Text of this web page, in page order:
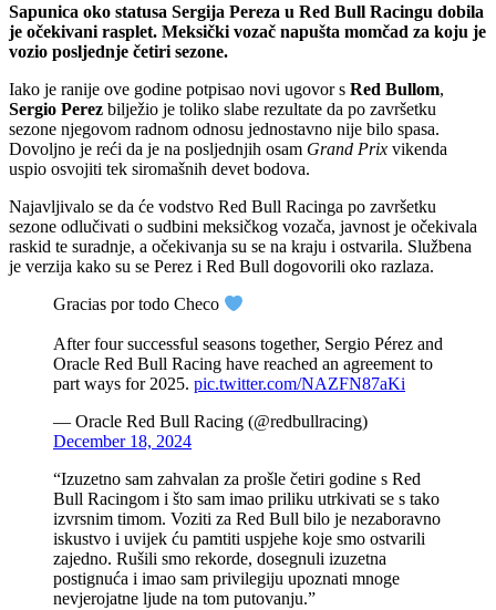
Sapunica oko statusa Sergija Pereza u Red Bull Racingu dobila
je očekivani rasplet. Meksički vozač napušta momčad za koju je
vozio posljednje četiri sezone.
Iako je ranije ove godine potpisao novi ugovor s Red Bullom,
Sergio Perez bilježio je toliko slabe rezultate da po završetku
sezone njegovom radnom odnosu jednostavno nije bilo spasa.
Dovoljno je reći da je na posljednjih osam Grand Prix vikenda
uspio osvojiti tek siromašnih devet bodova.
Najavljivalo se da će vodstvo Red Bull Racinga po završetku
sezone odlučivati o sudbini meksičkog vozača, javnost je očekivala
raskid te suradnje, a očekivanja su se na kraju i ostvarila. Službena
je verzija kako su se Perez i Red Bull dogovorili oko razlaza.
Gracias por todo Checo
After four successful seasons together, Sergio Pérez and
Oracle Red Bull Racing have reached an agreement to
part ways for 2025. pic.twitter.com/NAZFN87aKi
— Oracle Red Bull Racing (@redbullracing)
December 18, 2024
“Izuzetno sam zahvalan za prošle četiri godine s Red
Bull Racingom i što sam imao priliku utrkivati se s tako
izvrsnim timom. Voziti za Red Bull bilo je nezaboravno
iskustvo i uvijek ću pamtiti uspjehe koje smo ostvarili
zajedno. Rušili smo rekorde, dosegnuli izuzetna
postignuća i imao sam privilegiju upoznati mnoge
nevjerojatne ljude na tom putovanju.”